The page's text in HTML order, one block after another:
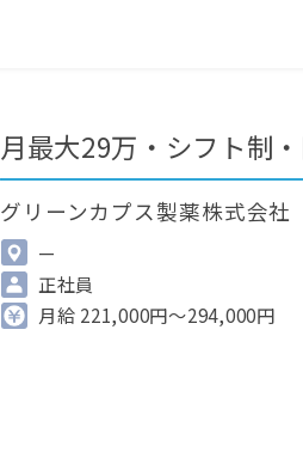
月最大29万・シフト制
グリーンカプス製薬株式会社
—
正社員
月給 221,000円～294,000円